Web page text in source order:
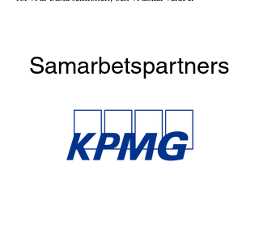
Samarbetspartners